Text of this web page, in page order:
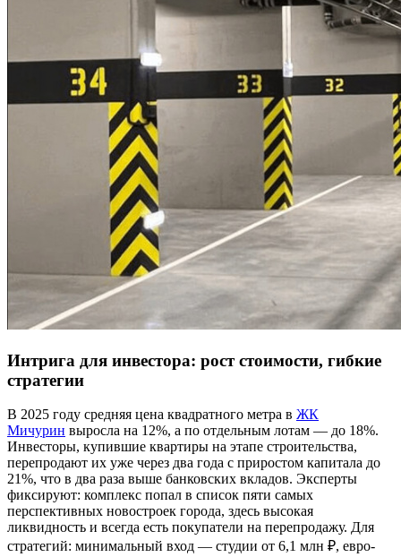
Интрига для инвестора: рост стоимости, гибкие
стратегии
В 2025 году средняя цена квадратного метра в ЖК
Мичурин выросла на 12%, а по отдельным лотам — до 18%.
Инвесторы, купившие квартиры на этапе строительства,
перепродают их уже через два года с приростом капитала до
21%, что в два раза выше банковских вкладов. Эксперты
фиксируют: комплекс попал в список пяти самых
перспективных новостроек города, здесь высокая
ликвидность и всегда есть покупатели на перепродажу. Для
стратегий: минимальный вход — студии от 6,1 млн ₽, евро-